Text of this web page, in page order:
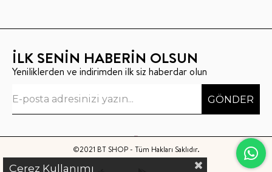
İLK SENİN HABERİN OLSUN
Yeniliklerden ve indirimden ilk siz haberdar olun
GÖNDER
©2021 BT SHOP - Tüm Hakları Saklıdır.
Çerez Kullanımı